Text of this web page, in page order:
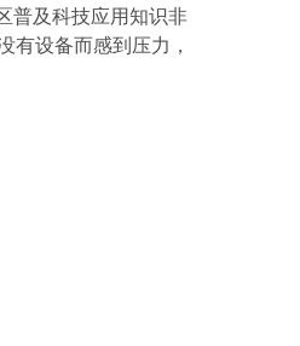
普及科技应用知识非
有设备而感到压力，